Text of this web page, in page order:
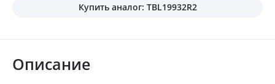
Купить аналог: TBL19932R2
Описание